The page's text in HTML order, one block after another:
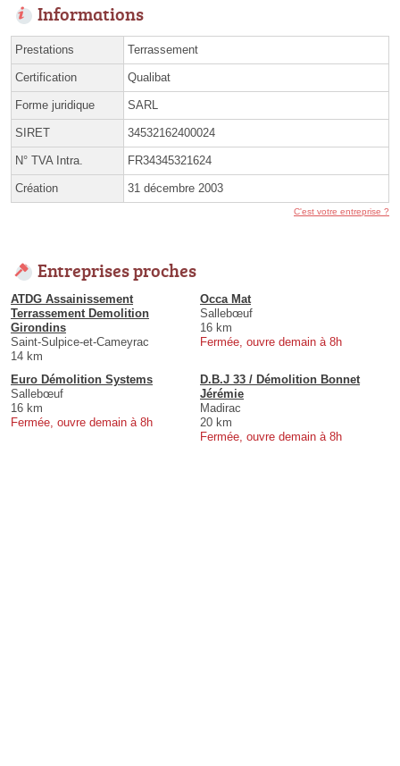
Informations
Prestations Terrassement
Certification Qualibat
Forme juridique SARL
SIRET 34532162400024
N° TVA Intra. FR34345321624
Création 31 décembre 2003
C'est votre entreprise ?
Entreprises proches
ATDG Assainissement
Terrassement Demolition
Girondins
Saint-Sulpice-et-Cameyrac
14 km
Occa Mat
Sallebœuf
16 km
Fermée, ouvre demain à 8h
Euro Démolition Systems
Sallebœuf
16 km
Fermée, ouvre demain à 8h
D.B.J 33 / Démolition Bonnet
Jérémie
Madirac
20 km
Fermée, ouvre demain à 8h